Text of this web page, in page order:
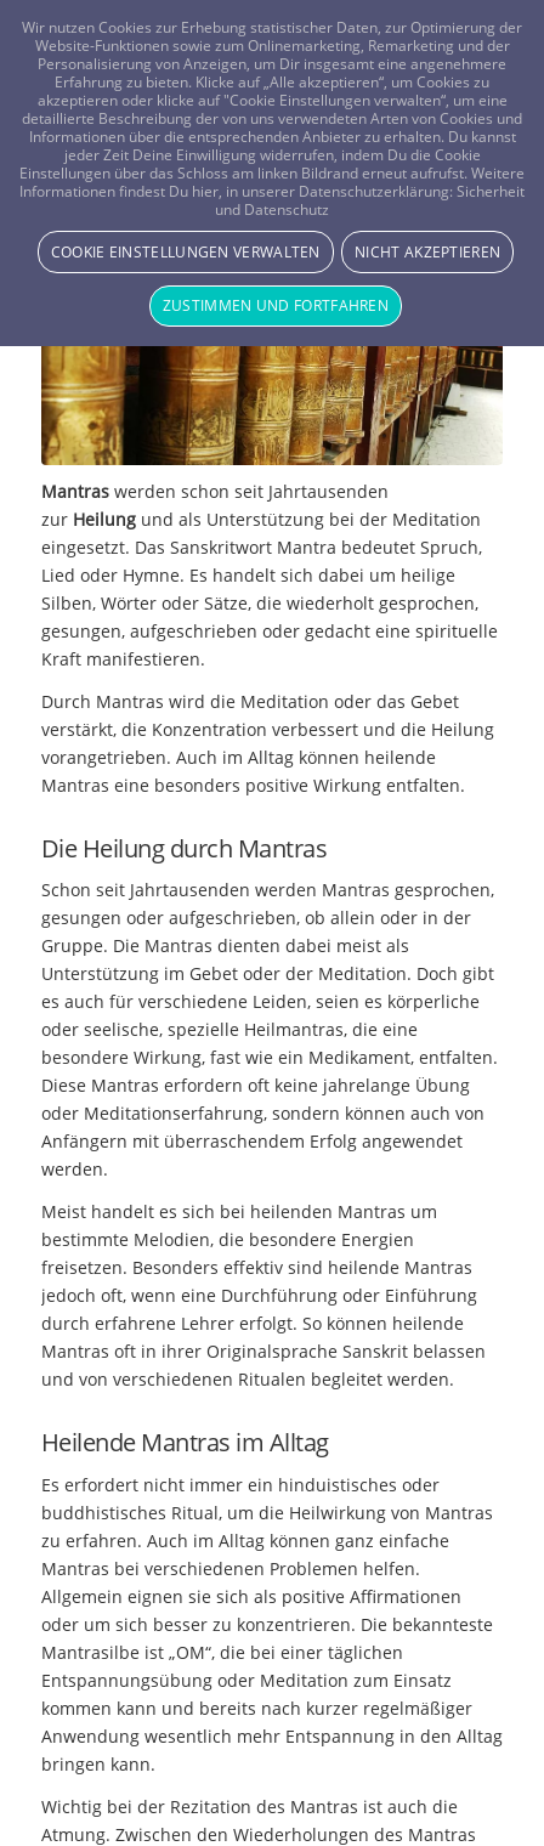
FRAGEN? KOSTENLOS ANRUFEN: 0800-8478266
Heilende Mantras
Mantraswerden schon seit Jahrtausenden
zur Heilungund als Unterstützung bei der Meditation
eingesetzt. Das Sanskritwort Mantra bedeutet Spruch,
Lied oder Hymne. Es handelt sich dabei um heilige
Silben, Wörter oder Sätze, die wiederholt gesprochen,
gesungen, aufgeschrieben oder gedacht eine spirituelle
Kraft manifestieren.
Durch Mantras wird die Meditation oder das Gebet
verstärkt, die Konzentration verbessert und die Heilung
vorangetrieben. Auch im Alltag können heilende
Mantras eine besonders positive Wirkung entfalten.
Die Heilung durch Mantras
Schon seit Jahrtausenden werden Mantras gesprochen,
gesungen oder aufgeschrieben, ob allein oder in der
Gruppe. Die Mantras dienten dabei meist als
Unterstützung im Gebet oder der Meditation. Doch gibt
es auch für verschiedene Leiden, seien es körperliche
oder seelische, spezielle Heilmantras, die eine
besondere Wirkung, fast wie ein Medikament, entfalten.
Diese Mantras erfordern oft keine jahrelange Übung
oder Meditationserfahrung, sondern können auch von
Anfängern mit überraschendem Erfolg angewendet
werden.
Meist handelt es sich bei heilenden Mantras um
bestimmte Melodien, die besondere Energien
freisetzen. Besonders effektiv sind heilende Mantras
jedoch oft, wenn eine Durchführung oder Einführung
durch erfahrene Lehrer erfolgt. So können heilende
Mantras oft in ihrer Originalsprache Sanskrit belassen
und von verschiedenen Ritualen begleitet werden.
Heilende Mantras im Alltag
Es erfordert nicht immer ein hinduistisches oder
buddhistisches Ritual, um die Heilwirkung von Mantras
zu erfahren. Auch im Alltag können ganz einfache
Mantras bei verschiedenen Problemen helfen.
Allgemein eignen sie sich als positive Affirmationen
oder um sich besser zu konzentrieren. Die bekannteste
Mantrasilbe ist „OM“, die bei einer täglichen
Entspannungsübung oder Meditation zum Einsatz
kommen kann und bereits nach kurzer regelmäßiger
Anwendung wesentlich mehr Entspannung in den Alltag
bringen kann.
Wichtig bei der Rezitation des Mantras ist auch die
Atmung. Zwischen den Wiederholungen des Mantras
Wir nutzen Cookies zur Erhebung statistischer Daten, zur Optimierung der
Website-Funktionen sowie zum Onlinemarketing, Remarketing und der
Personalisierung von Anzeigen, um Dir insgesamt eine angenehmere
Erfahrung zu bieten. Klicke auf „Alle akzeptieren“, um Cookies zu
akzeptieren oder klicke auf "Cookie Einstellungen verwalten“, um eine
detaillierte Beschreibung der von uns verwendeten Arten von Cookies und
Informationen über die entsprechenden Anbieter zu erhalten. Du kannst
jeder Zeit Deine Einwilligung widerrufen, indem Du die Cookie
Einstellungen über das Schloss am linken Bildrand erneut aufrufst. Weitere
Informationen findest Du hier, in unserer Datenschutzerklärung: Sicherheit
und Datenschutz
COOKIE EINSTELLUNGEN VERWALTEN NICHT AKZEPTIEREN
ZUSTIMMEN UND FORTFAHREN